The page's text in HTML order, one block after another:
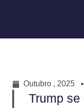
Outubro , 2025
Trump